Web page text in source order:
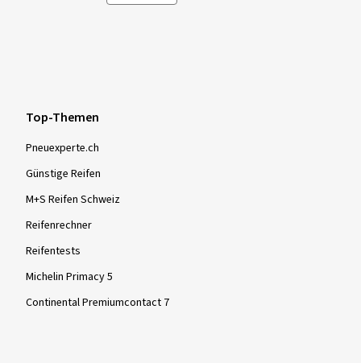
Top-Themen
Pneuexperte.ch
Günstige Reifen
M+S Reifen Schweiz
Reifenrechner
Reifentests
Michelin Primacy 5
Continental Premiumcontact 7